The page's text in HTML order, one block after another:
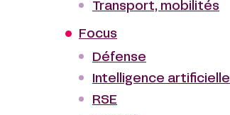
Transport, mobilités
Focus
Défense
Intelligence artificielle
RSE